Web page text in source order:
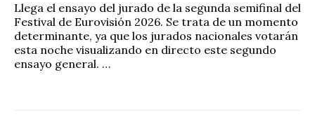
Llega el ensayo del jurado de la segunda semifinal del
Festival de Eurovisión 2026. Se trata de un momento
determinante, ya que los jurados nacionales votarán
esta noche visualizando en directo este segundo
ensayo general. …